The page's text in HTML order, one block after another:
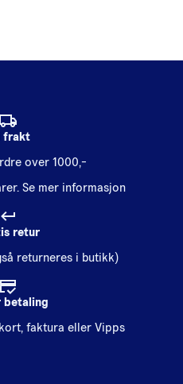
frakt
over 1000,-
Se mer informasjon
retur
returneres i butikk)
betaling
faktura eller Vipps